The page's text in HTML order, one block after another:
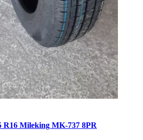
R16 Mileking MK-737 8PR